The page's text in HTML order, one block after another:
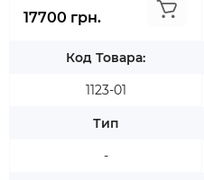
17700 грн.
Код Товара:
1123-01
Тип
-